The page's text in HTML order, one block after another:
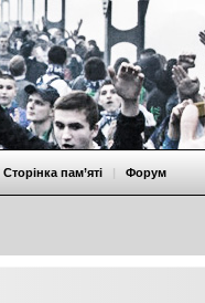
Сторінка пам’яті | Форум